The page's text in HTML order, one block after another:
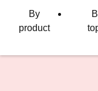
langueBy
product